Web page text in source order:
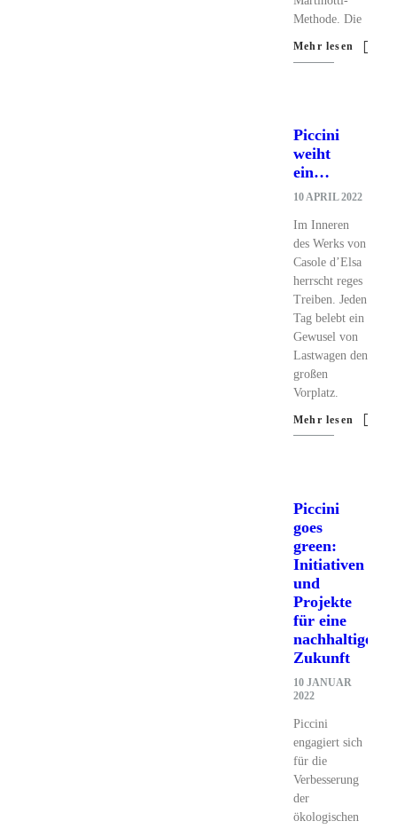
Methode. Die
Mehr lesen
Piccini
weiht
ein…
10 APRIL 2022
Im Inneren
des Werks von
Casole d’Elsa
herrscht reges
Treiben. Jeden
Tag belebt ein
Gewusel von
Lastwagen den
großen
Vorplatz.
Mehr lesen
Piccini
goes
green:
Initiativen
und
Projekte
für eine
nachhaltige
Zukunft
10 JANUAR
2022
Piccini
engagiert sich
für die
Verbesserung
der
ökologischen